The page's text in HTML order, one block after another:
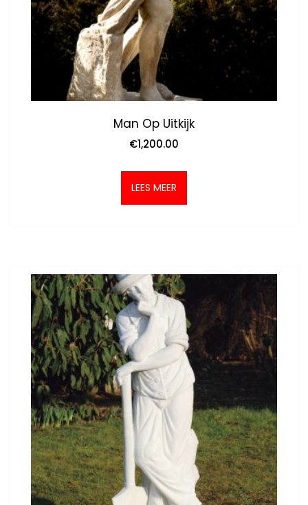
Man Op Uitkijk
€1,200.00
LEES MEER